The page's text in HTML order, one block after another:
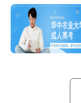
5